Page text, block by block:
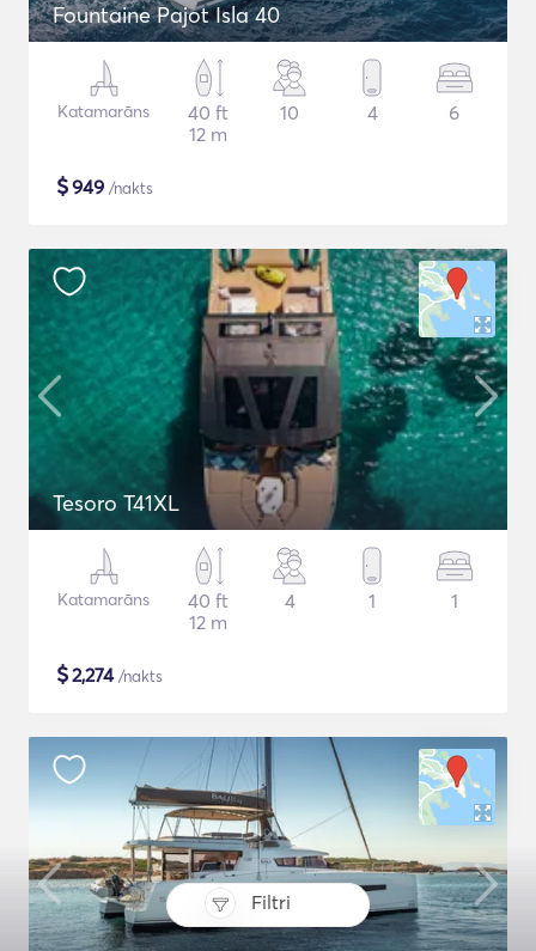
Filtri
Fountaine Pajot Isla 40
Katamarāns
40 ft
12 m
10 4 6
$949 /nakts
Tesoro T41XL
Katamarāns
40 ft
12 m
4 1 1
$2,274/nakts